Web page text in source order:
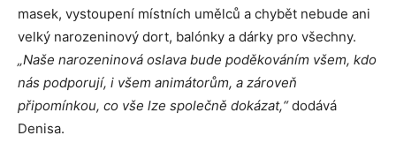
masek, vystoupení místních umělců a chybět nebude ani
velký narozeninový dort, balónky a dárky pro všechny.
„Naše narozeninová oslava bude poděkováním všem, kdo
nás podporují, i všem animátorům, a zároveň
připomínkou, co vše lze společně dokázat,“dodává
Denisa.